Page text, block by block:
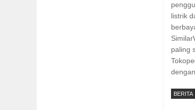
listrik
paling
BERITA